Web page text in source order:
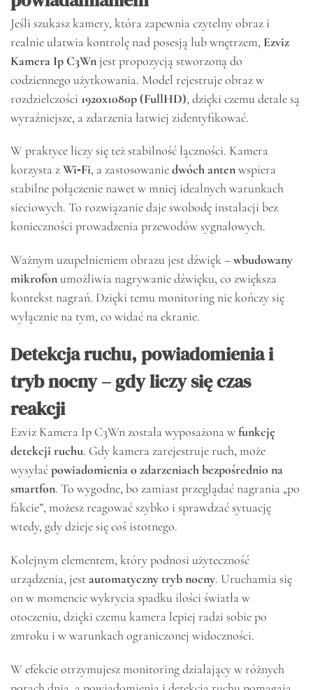
Jeśli szukasz kamery, która zapewnia czytelny obraz i
realnie ułatwia kontrolę nad posesją lub wnętrzem, Ezviz
Kamera Ip C3Wn jest propozycją stworzoną do
codziennego użytkowania. Model rejestruje obraz w
rozdzielczości 1920x1080p (FullHD), dzięki czemu detale są
wyraźniejsze, a zdarzenia łatwiej zidentyfikować.
W praktyce liczy się też stabilność łączności. Kamera
korzysta zWi‑Fi, a zastosowaniedwóch antenwspiera
stabilne połączenie nawet w mniej idealnych warunkach
sieciowych. To rozwiązanie daje swobodę instalacji bez
konieczności prowadzenia przewodów sygnałowych.
Ważnym uzupełnieniem obrazu jest dźwięk –wbudowany
mikrofonumożliwia nagrywanie dźwięku, co zwiększa
kontekst nagrań. Dzięki temu monitoring nie kończy się
wyłącznie na tym, co widać na ekranie.
Detekcja ruchu, powiadomienia i
tryb nocny – gdy liczy się czas
reakcji
Ezviz Kamera Ip C3Wn została wyposażona wfunkcję
detekcji ruchu. Gdy kamera zarejestruje ruch, może
wysyłaćpowiadomienia o zdarzeniach bezpośrednio na
smartfon. To wygodne, bo zamiast przeglądać nagrania „po
fakcie”, możesz reagować szybko i sprawdzać sytuację
wtedy, gdy dzieje się coś istotnego.
Kolejnym elementem, który podnosi użyteczność
urządzenia, jestautomatyczny tryb nocny. Uruchamia się
on w momencie wykrycia spadku ilości światła w
otoczeniu, dzięki czemu kamera lepiej radzi sobie po
zmroku i w warunkach ograniczonej widoczności.
W efekcie otrzymujesz monitoring działający w różnych